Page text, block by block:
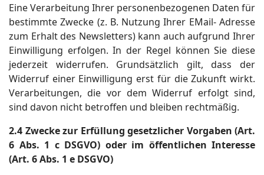
Eine Verarbeitung Ihrer personenbezogenen Daten für
bestimmte Zwecke (z. B. Nutzung Ihrer EMail- Adresse
zum Erhalt des Newsletters) kann auch aufgrund Ihrer
Einwilligung erfolgen. In der Regel können Sie diese
jederzeit widerrufen. Grundsätzlich gilt, dass der
Widerruf einer Einwilligung erst für die Zukunft wirkt.
Verarbeitungen, die vor dem Widerruf erfolgt sind,
sind davon nicht betroffen und bleiben rechtmäßig.
2.4 Zwecke zur Erfüllung gesetzlicher Vorgaben (Art.
6 Abs. 1 c DSGVO) oder im öffentlichen Interesse
(Art. 6 Abs. 1 e DSGVO)